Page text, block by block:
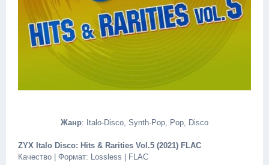
Жанр: Italo-Disco, Synth-Pop, Pop, Disco
ZYX Italo Disco: Hits & Rarities Vol.5 (2021) FLAC
Качество | Формат: Lossless | FLAC